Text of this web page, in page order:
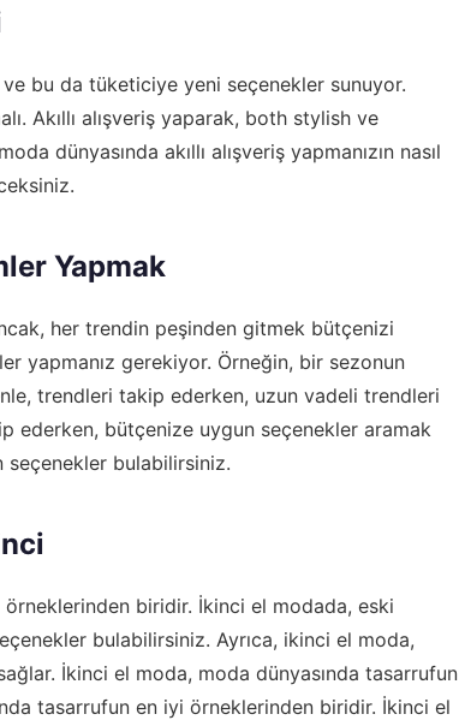
bu da tüketiciye yeni seçenekler sunuyor.
Akıllı alışveriş yaparak, both stylish ve
dünyasında akıllı alışveriş yapmanızın nasıl
Yapmak
her trendin peşinden gitmek bütçenizi
yapmanız gerekiyor. Örneğin, bir sezonun
trendleri takip ederken, uzun vadeli trendleri
ederken, bütçenize uygun seçenekler aramak
bulabilirsiniz.
biridir. İkinci el modada, eski
bulabilirsiniz. Ayrıca, ikinci el moda,
İkinci el moda, moda dünyasında tasarrufun
tasarrufun en iyi örneklerinden biridir. İkinci el